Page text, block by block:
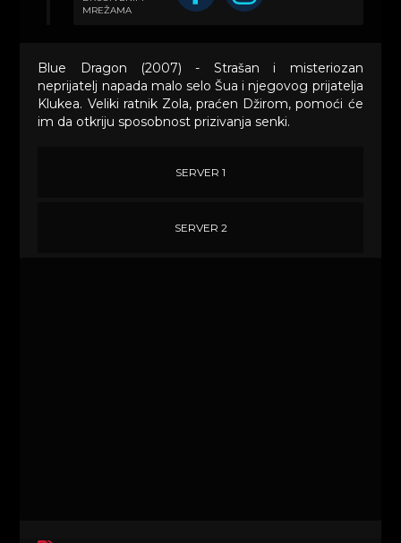
MREŽAMA
Blue Dragon (2007) - Strašan i misteriozan
neprijatelj napada malo selo Šua i njegovog prijatelja
Klukea. Veliki ratnik Zola, praćen Džirom, pomoći će
im da otkriju sposobnost prizivanja senki.
SERVER 1
SERVER 2